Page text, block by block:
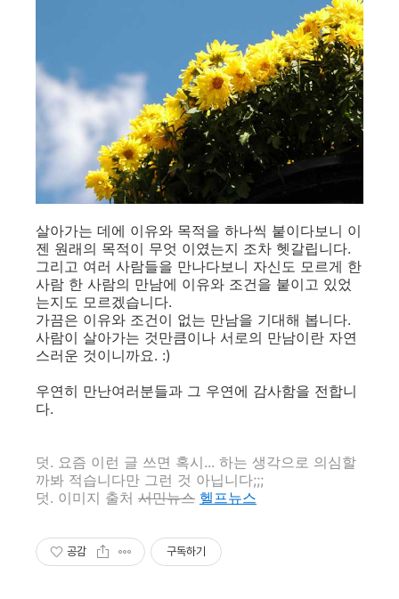
살아가는 데에 이유와 목적을 하나씩 붙이다보니 이
젠 원래의 목적이 무엇 이였는지 조차 헷갈립니다.
그리고 여러 사람들을 만나다보니 자신도 모르게 한
사람 한 사람의 만남에 이유와 조건을 붙이고 있었
는지도 모르겠습니다.
가끔은 이유와 조건이 없는 만남을 기대해 봅니다.
사람이 살아가는 것만큼이나 서로의 만남이란 자연
스러운 것이니까요. :)
우연히 만난여러분들과 그 우연에 감사함을 전합니
다.
덧. 요즘 이런 글 쓰면 혹시... 하는 생각으로 의심할
까봐 적습니다만 그런 것 아닙니다;;;
덧. 이미지 출처 서민뉴스 헬프뉴스
공감 구독하기